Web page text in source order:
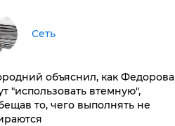
Сеть
объяснил, как Федорова
"использовать втемную",
то, чего выполнять не